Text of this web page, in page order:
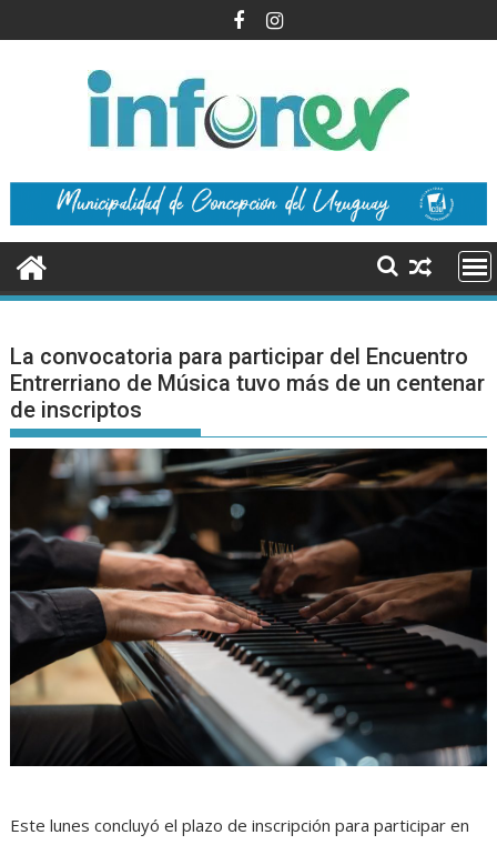
al
La convocatoria para participar del Encuentro
Entrerriano de Música tuvo más de un centenar
de inscriptos
Este lunes concluyó el plazo de inscripción para participar en